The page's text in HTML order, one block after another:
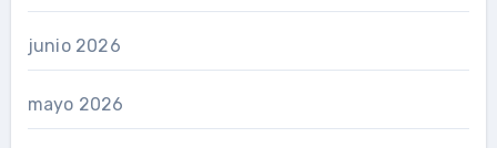
junio 2026
mayo 2026